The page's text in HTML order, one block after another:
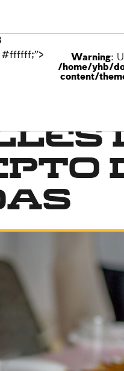
#ffffff;">
Warning:
/home/yhb/
content/